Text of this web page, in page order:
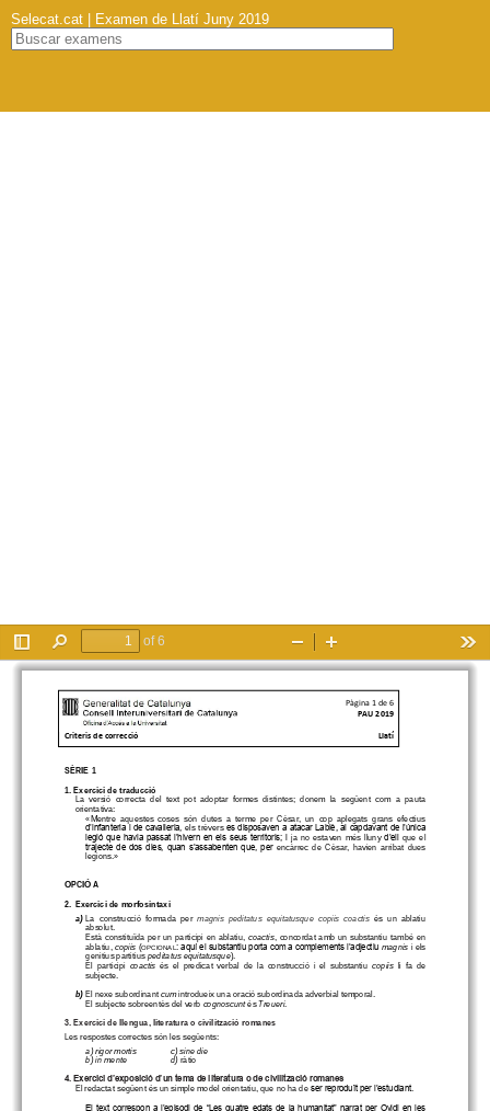
Selecat.cat | Examen de Llatí Juny 2019